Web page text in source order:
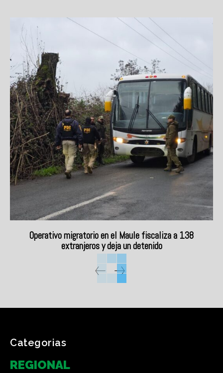
Operativo migratorio en el Maule fiscaliza a 138
extranjeros y deja un detenido
Categorias
REGIONAL